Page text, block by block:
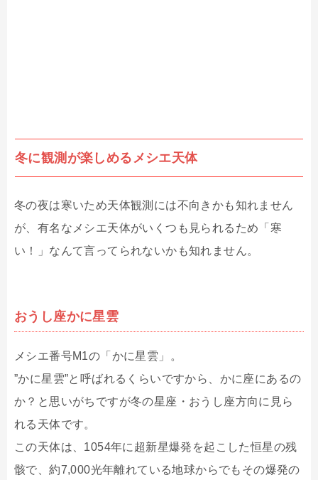
冬に観測が楽しめるメシエ天体
冬の夜は寒いため天体観測には不向きかも知れません
が、有名なメシエ天体がいくつも見られるため「寒
い！」なんて言ってられないかも知れません。
おうし座かに星雲
メシエ番号M1の「かに星雲」。
”かに星雲”と呼ばれるくらいですから、かに座にあるの
か？と思いがちですが冬の星座・おうし座方向に見ら
れる天体です。
この天体は、1054年に超新星爆発を起こした恒星の残
骸で、約7,000光年離れている地球からでもその爆発の